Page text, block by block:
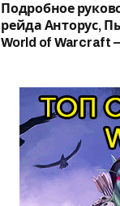
Подробное
рейда Анторус,
World of Warcraft